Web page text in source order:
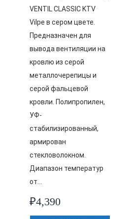
VENTIL CLASSIC KTV
Vilpe в сером цвете.
Предназначен для
вывода вентиляции на
кровлю из серой
металлочерепицы и
серой фальцевой
кровли. Полипропилен,
УФ-
стабилизированный,
армирован
стекловолокном.
Диапазон температур
от…
₽4,390